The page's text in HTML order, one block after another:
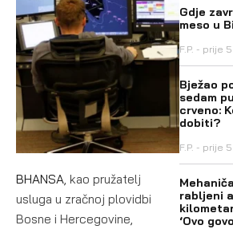
BHANSA, kao pružatelj
usluga u zračnoj plovidbi
Bosne i Hercegovine,
Gdje
meso u
F.P. prije
Bježao
sedam
crveno:
dobiti?
F.P. prije
rabljeni
‘Ovo